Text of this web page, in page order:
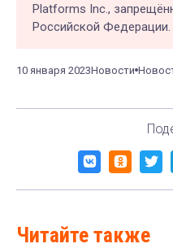
Platforms Inc.,
Российской Федерации.
10 января 2023Новости
Читайте также